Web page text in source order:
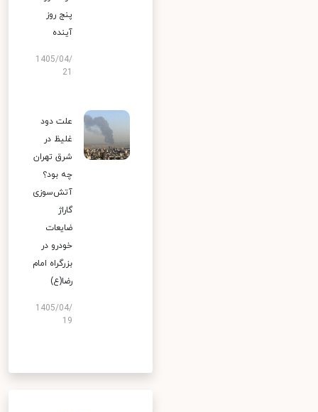
پنج روز
آینده
1405/04/
علت دود
غلیظ در
شرق تهران
چه بود؟
آتش‌سوزی
گاراژ
ضایعات
خودرو در
بزرگراه امام
رضا(ع)
1405/04/
19